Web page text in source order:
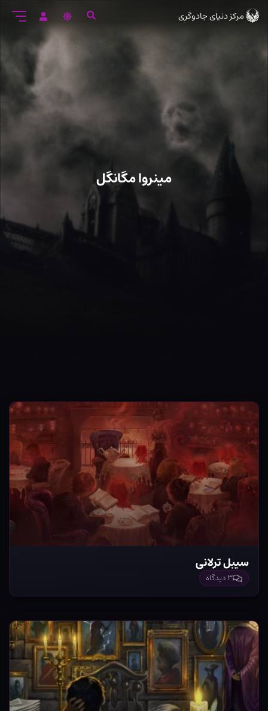
ورود
اصلی
مرکز دنیای جادوگری
مینروا مگانگل
سیبل ترلانی
۳ دیدگاه